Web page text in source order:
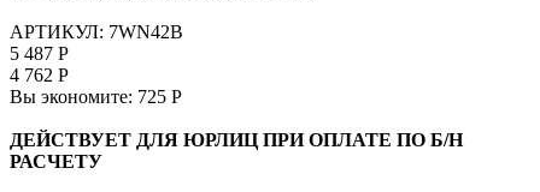
АРТИКУЛ: 7WN42B
5 487 Р
4 762 Р
Вы экономите: 725 Р
ДЕЙСТВУЕТ ДЛЯ ЮРЛИЦ ПРИ ОПЛАТЕ ПО Б/Н
РАСЧЕТУ